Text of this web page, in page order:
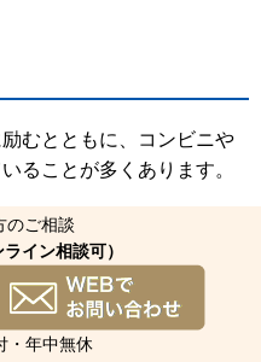
むとともに、コンビニや
ることが多くあります。
いう在留資格で就労をし
に当たります。
労働者は 29万7012人にの
のご相談
イン相談可）
・年中無休